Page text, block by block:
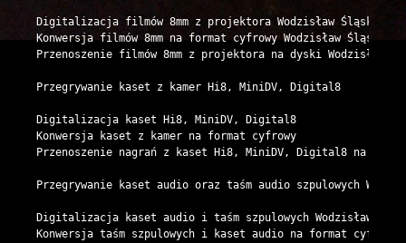
Digitalizacja filmów 8mm z projektora Wodzisław Śląski
Konwersja filmów 8mm na format cyfrowy Wodzisław Śląski
Przenoszenie filmów 8mm z projektora na dyski Wodzisław
Przegrywanie kaset z kamer Hi8, MiniDV, Digital8
Digitalizacja kaset Hi8, MiniDV, Digital8
Konwersja kaset z kamer na format cyfrowy
Przenoszenie nagrań z kaset Hi8, MiniDV, Digital8 na płyty
Przegrywanie kaset audio oraz taśm audio szpulowych
Digitalizacja kaset audio i taśm szpulowych Wodzisław
Konwersja taśm szpulowych i kaset audio na format cyfrowy